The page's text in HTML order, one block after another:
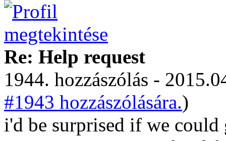
Re: Help request
1944. hozzászólás -
#1943 hozzászólására.)
i'd be surprised if we could